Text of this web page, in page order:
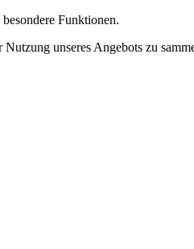
Funktionen.
unseres Angebots zu